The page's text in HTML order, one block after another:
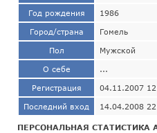
Год рождения 1986
Город/страна Гомель
Пол Мужской
О себе ...
Регистрация 04.11.2007
Последний вход 14.04.2008
ПЕРСОНАЛЬНАЯ СТАТИСТИКА